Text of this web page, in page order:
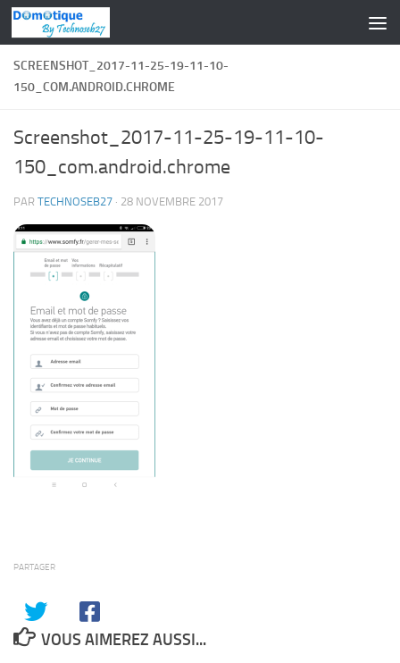
Skip to content
SCREENSHOT_2017-11-25-19-11-10-
150_COM.ANDROID.CHROME
Screenshot_2017-11-25-19-11-10-
150_com.android.chrome
PAR TECHNOSEB27 · 28 NOVEMBRE 2017
PARTAGER
VOUS AIMEREZ AUSSI...